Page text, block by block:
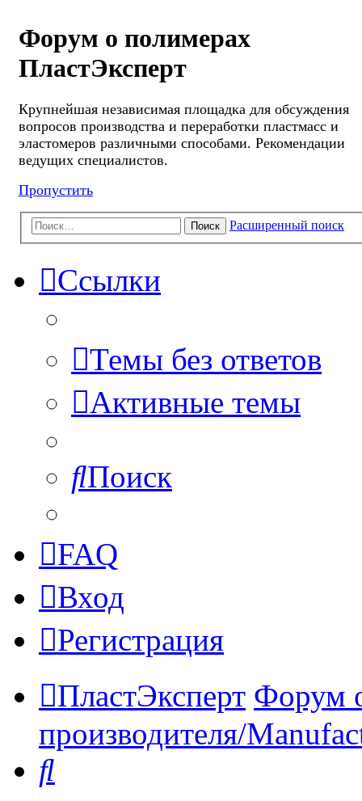
Форум о полимерах
ПластЭксперт
Крупнейшая независимая площадка для обсуждения
вопросов производства и переработки пластмасс и
эластомеров различными способами. Рекомендации
ведущих специалистов.
Пропустить
Поиск Расширенный поиск
Ссылки
Темы без ответов
Активные темы
Поиск
FAQ
Вход
Регистрация
ПластЭксперт Форум
производителя/